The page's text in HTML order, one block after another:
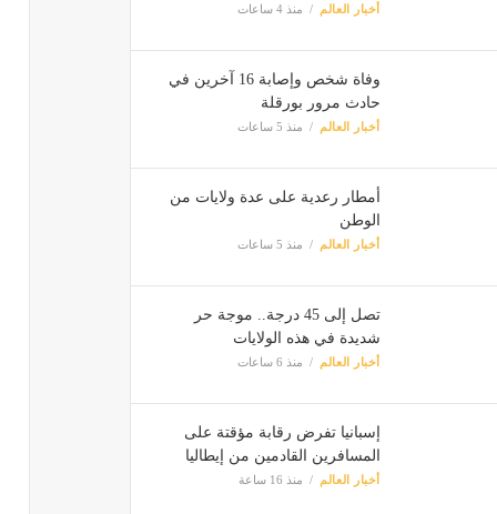
أخبار العالم منذ 4 ساعات
وفاة شخص وإصابة 16 آخرين في
حادث مرور بورقلة
أخبار العالم منذ 5 ساعات
أمطار رعدية على عدة ولايات من
الوطن
أخبار العالم منذ 5 ساعات
تصل إلى 45 درجة.. موجة حر
شديدة في هذه الولايات
أخبار العالم منذ 6 ساعات
إسبانيا تفرض رقابة مؤقتة على
المسافرين القادمين من إيطاليا
أخبار العالم منذ 16 ساعة